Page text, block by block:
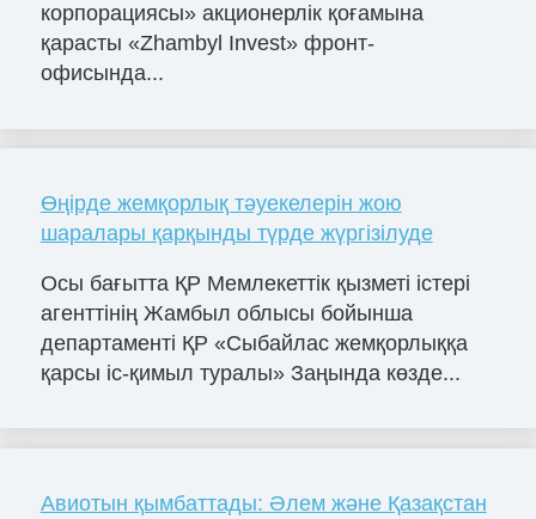
корпорациясы» акционерлік қоғамына
қарасты «Zhambyl Invest» фронт-
офисында...
Өңірде жемқорлық тәуекелерін жою
шаралары қарқынды түрде жүргізілуде
Осы бағытта ҚР Мемлекеттік қызметі істері
агенттінің Жамбыл облысы бойынша
департаменті ҚР «Сыбайлас жемқорлыққа
қарсы іс-қимыл туралы» Заңында көзде...
Авиотын қымбаттады: Әлем және Қазақстан